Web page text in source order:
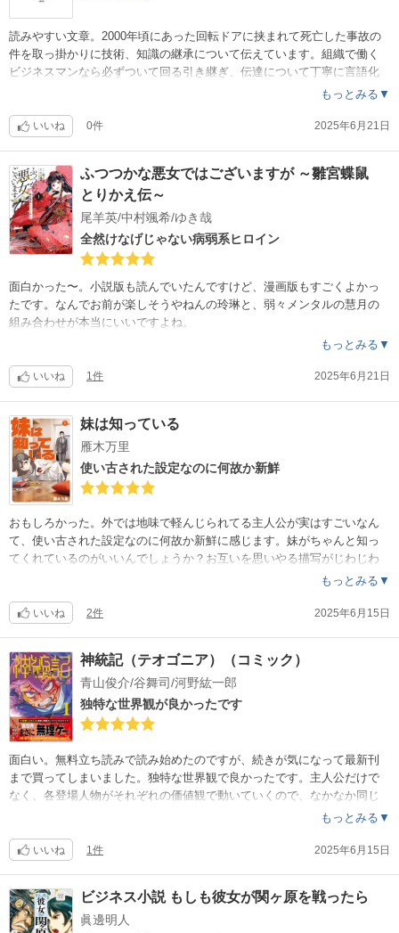
読みやすい文章。2000年頃にあった回転ドアに挟まれて死亡した事故の
件を取っ掛かりに技術、知識の継承について伝えています。組織で働く
ビジネスマンなら必ずついて回る引き継ぎ、伝達について丁寧に言語化
してくださっているので、自分の仕事に置き換えながら読み進められま
、そんなに長くないのでおすすめです。
もっとみる▼
いいね 0件 2025年6月21日
ふつつかな悪女ではございますが ～雛宮蝶鼠
とりかえ伝～
尾羊英/中村颯希/ゆき哉
全然けなげじゃない病弱系ヒロイン
面白かった〜。小説版も読んでいたんですけど、漫画版もすごくよかっ
たです。なんでお前が楽しそうやねんの玲琳と、弱々メンタルの慧月の
組み合わせが本当にいいですよね。
もっとみる▼
いいね 1件 2025年6月21日
妹は知っている
雁木万里
使い古された設定なのに何故か新鮮
おもしろかった。外では地味で軽んじられてる主人公が実はすごいなん
て、使い古された設定なのに何故か新鮮に感じます。妹がちゃんと知っ
てくれているのがいいんでしょうか？お互いを思いやる描写がじわじわ
もっとみる▼
いいね 2件 2025年6月15日
神統記（テオゴニア）（コミック）
青山俊介/谷舞司/河野紘一郎
独特な世界観が良かったです
面白い。無料立ち読みで読み始めたのですが、続きが気になって最新刊
まで買ってしまいました。独特な世界観で良かったです。主人公だけで
なく、各登場人物がそれぞれの価値観で動いていくので、なかなか同じ
もっとみる▼
いいね 1件 2025年6月15日
ビジネス小説 もしも彼女が関ヶ原を戦ったら
眞邊明人